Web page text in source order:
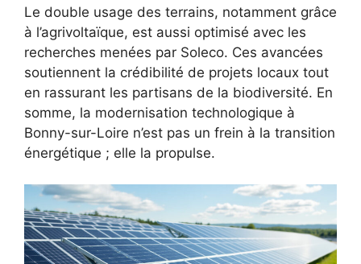
Le double usage des terrains, notamment grâce
à l’agrivoltaïque, est aussi optimisé avec les
recherches menées par Soleco. Ces avancées
soutiennent la crédibilité de projets locaux tout
en rassurant les partisans de la biodiversité. En
somme, la modernisation technologique à
Bonny-sur-Loire n’est pas un frein à la transition
énergétique ; elle la propulse.